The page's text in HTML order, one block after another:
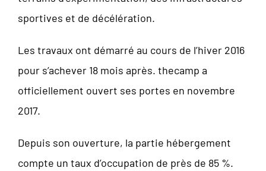
sportives et de décélération.
Les travaux ont démarré au cours de l’hiver 2016
pour s’achever 18 mois après. thecamp a
officiellement ouvert ses portes en novembre
2017.
Depuis son ouverture, la partie hébergement
compte un taux d’occupation de près de 85 %.